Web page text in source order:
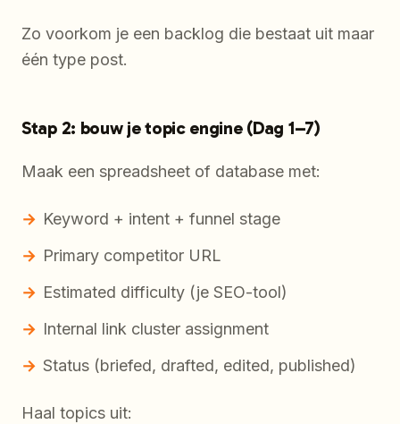
Zo voorkom je een backlog die bestaat uit maar
één type post.
Stap 2: bouw je topic engine (Dag 1–7)
Maak een spreadsheet of database met:
Keyword + intent + funnel stage
Primary competitor URL
Estimated difficulty (je SEO-tool)
Internal link cluster assignment
Status (briefed, drafted, edited, published)
Haal topics uit: